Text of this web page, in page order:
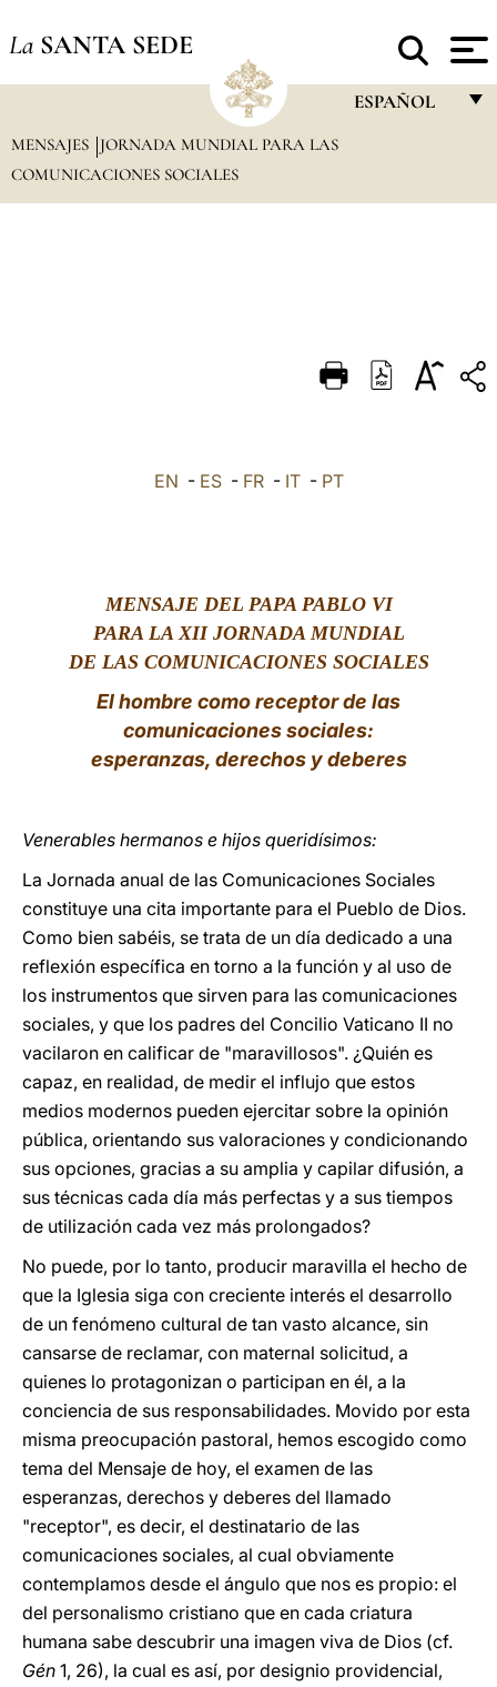
La SANTA SEDE
ESPAÑOL
DEUTSCH
MENSAJES
JORNADA MUNDIAL PARA LAS
COMUNICACIONES SOCIALES
EN - ES- FR- IT- PT
MENSAJE DEL PAPA PABLO VI
PARA LA XII JORNADA MUNDIAL
DE LAS COMUNICACIONES SOCIALES
El hombre como receptor de las
comunicaciones sociales:
esperanzas, derechos y deberes
Venerables hermanos e hijos queridísimos:
La Jornada anual de las Comunicaciones Sociales
constituye una cita importante para el Pueblo de Dios.
Como bien sabéis, se trata de un día dedicado a una
reflexión específica en torno a la función y al uso de
los instrumentos que sirven para las comunicaciones
sociales, y que los padres del Concilio Vaticano II no
vacilaron en calificar de "maravillosos". ¿Quién es
capaz, en realidad, de medir el influjo que estos
medios modernos pueden ejercitar sobre la opinión
pública, orientando sus valoraciones y condicionando
sus opciones, gracias a su amplia y capilar difusión, a
sus técnicas cada día más perfectas y a sus tiempos
de utilización cada vez más prolongados?
No puede, por lo tanto, producir maravilla el hecho de
que la Iglesia siga con creciente interés el desarrollo
de un fenómeno cultural de tan vasto alcance, sin
cansarse de reclamar, con maternal solicitud, a
quienes lo protagonizan o participan en él, a la
conciencia de sus responsabilidades. Movido por esta
misma preocupación pastoral, hemos escogido como
tema del Mensaje de hoy, el examen de las
esperanzas, derechos y deberes del llamado
"receptor", es decir, el destinatario de las
comunicaciones sociales, al cual obviamente
contemplamos desde el ángulo que nos es propio: el
del personalismo cristiano que en cada criatura
humana sabe descubrir una imagen viva de Dios (cf.
Gén 1, 26), la cual es así, por designio providencial,